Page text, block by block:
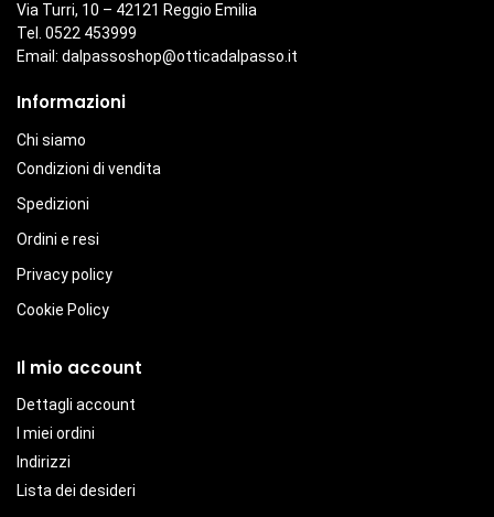
Via Turri, 10 – 42121 Reggio Emilia
Tel. 0522 453999
Email: dalpassoshop@otticadalpasso.it
Informazioni
Chi siamo
Condizioni di vendita
Spedizioni
Ordini e resi
Privacy policy
Cookie Policy
Il mio account
Dettagli account
I miei ordini
Indirizzi
Lista dei desideri